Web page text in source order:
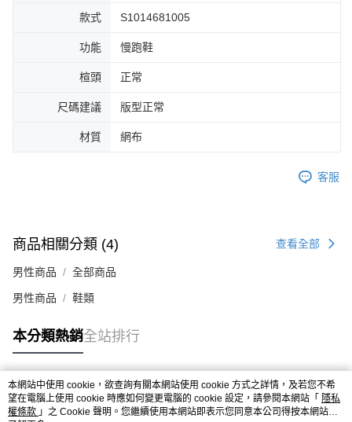
２．關於個人資料處理事宜，請瀏覽以下網址：
https://aftee.tw/terms/#terms3
３．未成年的使用者請事先徵得法定代理人或監護人之同意方可使用
「AFTEE先享後付」，若未經同意申辦者引起之損失，本公司不負相關責
４．使用「AFTEE先享後付」時，將依據個別帳號之用戶狀況，依本公司即
請求用戶進行身份認證。
恩沛科技股份有限公司將有權停止該用戶之使用額度並採取法律行動。
款式 S1014681005
功能 慢跑鞋
楦頭 正常
尺碼建議 版型正常
材質 網布
客服
商品相關分類 (4) 查看全部
男性商品 全部商品
男性商品 鞋類
本分類熱銷全站排行
熱門標籤
本網站中使用 cookie，欲查詢有關本網站使用 cookie 方式之詳情，及若您不希
望在電腦上使用 cookie 時應如何變更電腦的 cookie 設定，請參閱本網站「 隱私
權條款 」之 Cookie 聲明。您繼續使用本網站即表示您同意本公司得按本網站使